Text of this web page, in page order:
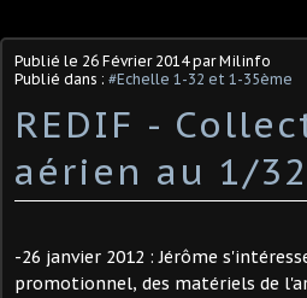
Publié le 26 Février 2014par Milinfo
Publié dans : #Echelle 1-32 et 1-35ème
REDIF -
aérien au 1/
-26 janvier 2012 : Jérôme
promotionnel, des matériels de